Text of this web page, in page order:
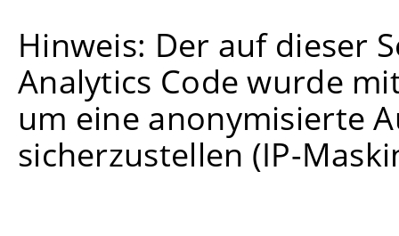
Hinweis: Der auf dieser
Analytics Code wurde
um eine anonymisierte
sicherzustellen (IP-